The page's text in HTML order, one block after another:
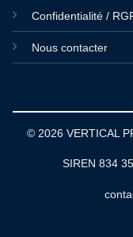
Confidentialité /
Nous contacter
© 2026 VERTICAL
SIREN 834